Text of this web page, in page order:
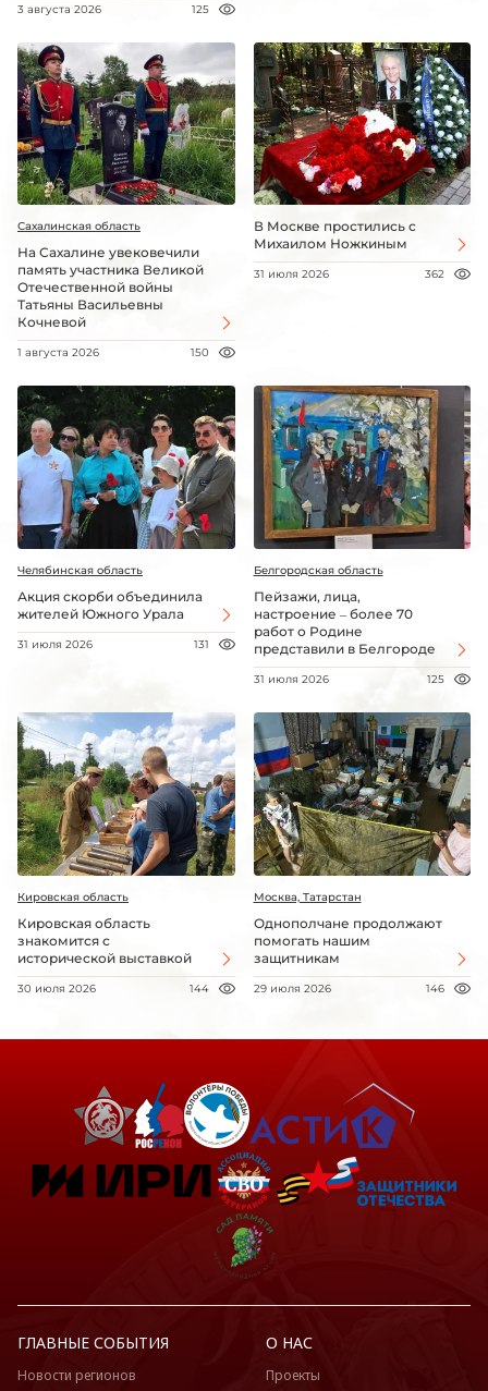
3 августа 2026 125
Сахалинская область
На Сахалине увековечили
память участника Великой
Отечественной войны
Татьяны Васильевны
Кочневой
1 августа 2026 150
В Москве простились с
Михаилом Ножкиным
31 июля 2026 362
Челябинская область
Акция скорби объединила
жителей Южного Урала
31 июля 2026 131
Белгородская область
Пейзажи, лица,
настроение – более 70
работ о Родине
представили в Белгороде
31 июля 2026 125
Кировская область
Кировская область
знакомится с
исторической выставкой
30 июля 2026 144
Москва, Татарстан
Однополчане продолжают
помогать нашим
защитникам
29 июля 2026 146
ГЛАВНЫЕ СОБЫТИЯ
Новости регионов
О НАС
Проекты